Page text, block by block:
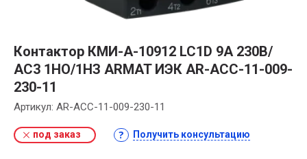
Контактор КМИ-А-10912 LC1D 9А 230В/
АС3 1НО/1НЗ ARMAT ИЭК AR-ACC-11-009-
230-11
Артикул: AR-ACC-11-009-230-11
под заказ Получить консультацию